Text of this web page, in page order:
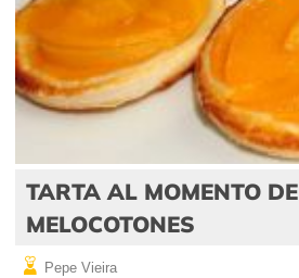
TARTA AL MOMENTO DE
MELOCOTONES
Pepe Vieira